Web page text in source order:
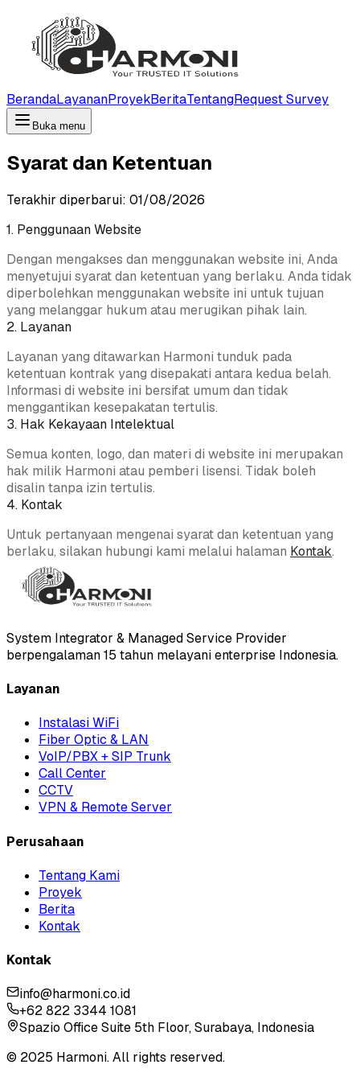
BerandaLayananProyekBeritaTentangRequest Survey
Buka menu
Syarat dan Ketentuan
Terakhir diperbarui: 01/08/2026
1. Penggunaan Website
Dengan mengakses dan menggunakan website ini, Anda
menyetujui syarat dan ketentuan yang berlaku. Anda tidak
diperbolehkan menggunakan website ini untuk tujuan
yang melanggar hukum atau merugikan pihak lain.
2. Layanan
Layanan yang ditawarkan Harmoni tunduk pada
ketentuan kontrak yang disepakati antara kedua belah.
Informasi di website ini bersifat umum dan tidak
menggantikan kesepakatan tertulis.
3. Hak Kekayaan Intelektual
Semua konten, logo, dan materi di website ini merupakan
hak milik Harmoni atau pemberi lisensi. Tidak boleh
disalin tanpa izin tertulis.
4. Kontak
Untuk pertanyaan mengenai syarat dan ketentuan yang
berlaku, silakan hubungi kami melalui halaman Kontak.
System Integrator & Managed Service Provider
berpengalaman 15 tahun melayani enterprise Indonesia.
Layanan
Instalasi WiFi
Fiber Optic & LAN
VoIP/PBX + SIP Trunk
Call Center
CCTV
VPN & Remote Server
Perusahaan
Tentang Kami
Proyek
Berita
Kontak
Kontak
info@harmoni.co.id
+62 822 3344 1081
Spazio Office Suite 5th Floor, Surabaya, Indonesia
© 2025 Harmoni. All rights reserved.